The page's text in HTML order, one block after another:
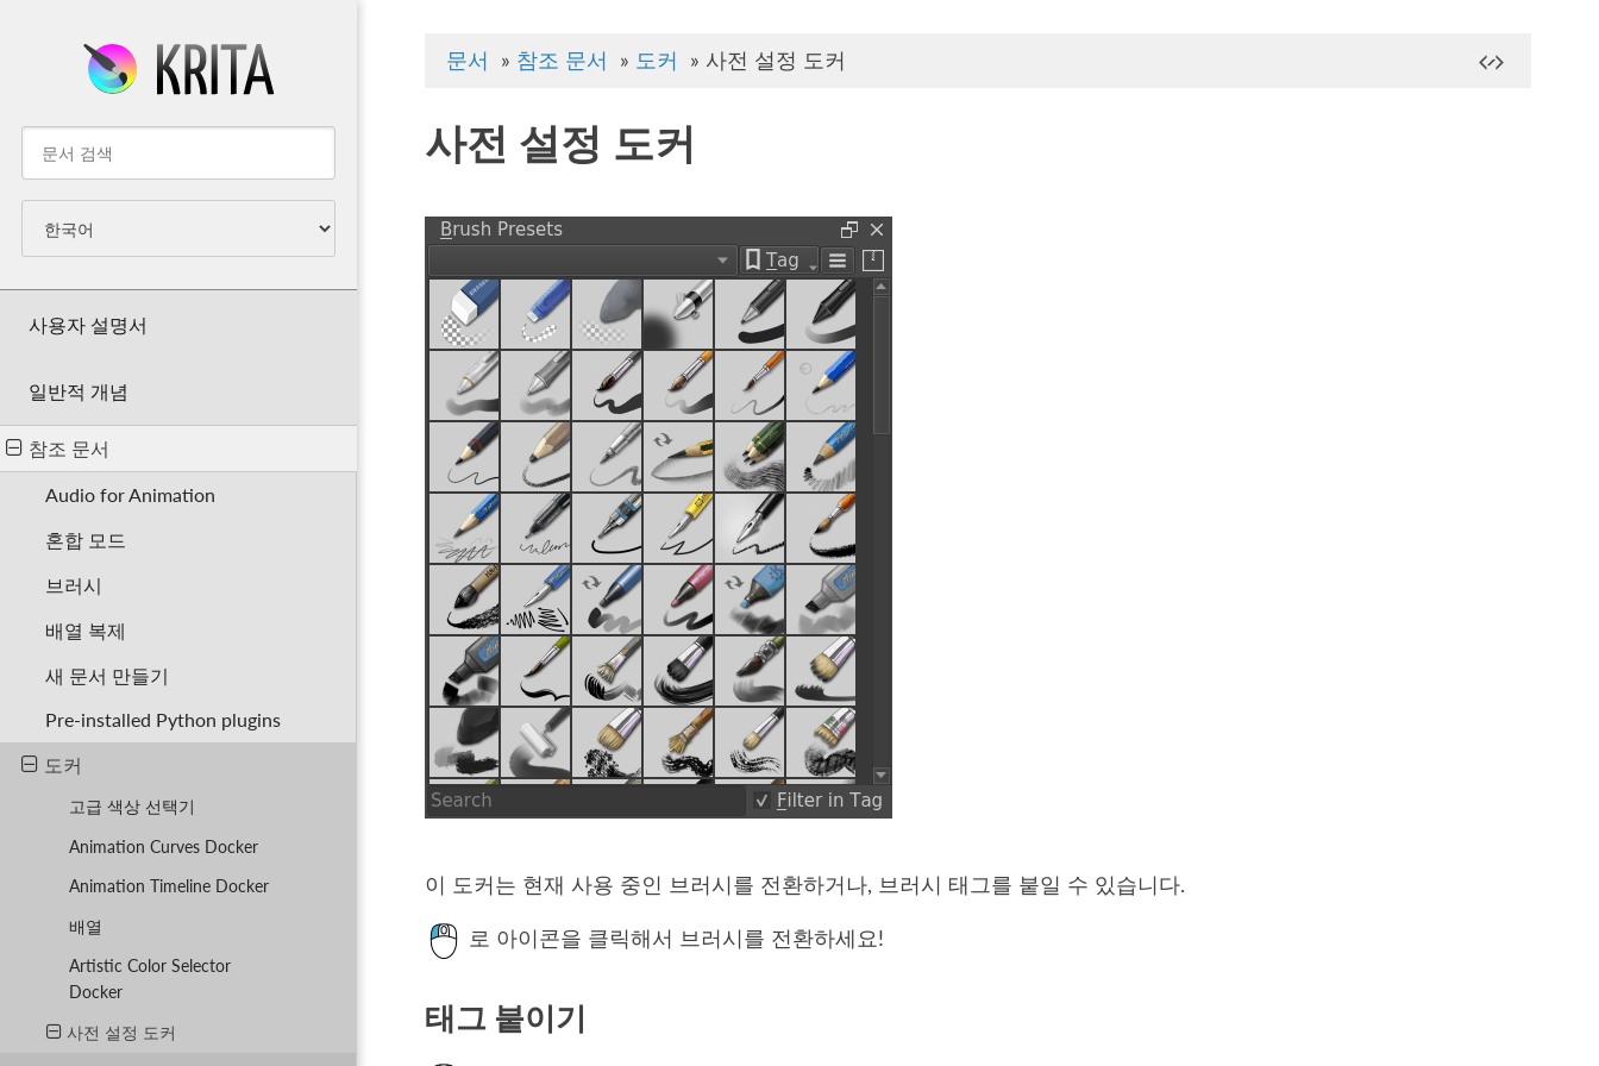
사용자 설명서
일반적 개념
참조 문서
Audio for Animation
혼합 모드
브러시
배열 복제
새 문서 만들기
Pre-installed Python plugins
도커
고급 색상 선택기
Animation Curves Docker
Animation Timeline Docker
배열
Artistic Color Selector
Docker
사전 설정 도커
문서 » 참조 문서 » 도커 » 사전 설정 도커
사전 설정 도커
이 도커는 현재 사용 중인 브러시를 전환하거나, 브러시 태그를 붙일 수 있습니다.
로 아이콘을 클릭해서 브러시를 전환하세요!
태그 붙이기